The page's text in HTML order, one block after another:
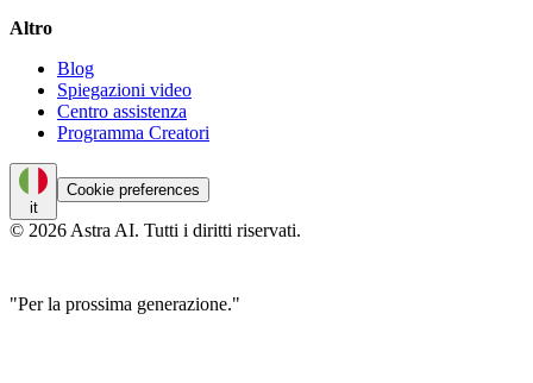
Altro
Blog
Spiegazioni video
Centro assistenza
Programma Creatori
it
Cookie preferences
© 2026 Astra AI. Tutti i diritti riservati.
"Per la prossima generazione."